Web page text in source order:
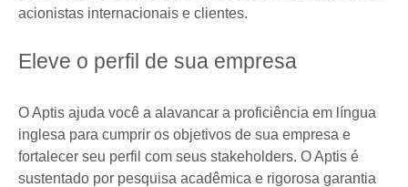
acionistas internacionais e clientes.
Eleve o perfil de sua empresa
O Aptis ajuda você a alavancar a proficiência em língua
inglesa para cumprir os objetivos de sua empresa e
fortalecer seu perfil com seus stakeholders. O Aptis é
sustentado por pesquisa acadêmica e rigorosa garantia